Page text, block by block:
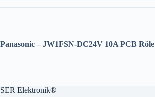
Panasonic – JW1FSN-DC24V 10A PCB Röle
SER Elektronik®